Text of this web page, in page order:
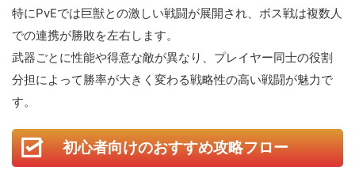
特にPvEでは巨獣との激しい戦闘が展開され、ボス戦は複数人
での連携が勝敗を左右します。
武器ごとに性能や得意な敵が異なり、プレイヤー同士の役割
分担によって勝率が大きく変わる戦略性の高い戦闘が魅力で
す。
初心者向けのおすすめ攻略フロー